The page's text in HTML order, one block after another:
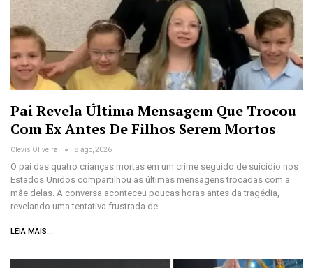
Pai Revela Última Mensagem Que Trocou
Com Ex Antes De Filhos Serem Mortos
Clevis Oliveira 8 ago, 2026
O pai das quatro crianças mortas em um crime seguido de suicídio nos
Estados Unidos compartilhou as últimas mensagens trocadas com a
mãe delas. A conversa aconteceu poucas horas antes da tragédia,
revelando uma tentativa frustrada de…
LEIA MAIS...